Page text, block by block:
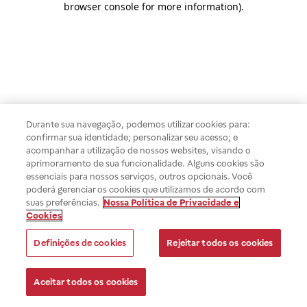
browser console for more information).
Durante sua navegação, podemos utilizar cookies para:
confirmar sua identidade; personalizar seu acesso; e
acompanhar a utilização de nossos websites, visando o
aprimoramento de sua funcionalidade. Alguns cookies são
essenciais para nossos serviços, outros opcionais. Você
poderá gerenciar os cookies que utilizamos de acordo com
suas preferências. Nossa Política de Privacidade e
Cookies
Definições de cookies Rejeitar todos os cookies
Aceitar todos os cookies